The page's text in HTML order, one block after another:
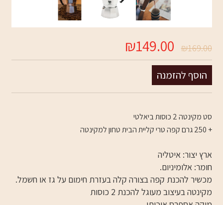
₪169.00
₪149.00
סט מקינטה 2 כוסות ביאלטי
+ 250 גרם קפה טרי קליית הבית טחון למקינטה
ארץ יצור: איטליה
חומר: אלומיניום.
מכשיר להכנת קפה בצורה קלה בעזרת חימום על גז או חשמל.
מקינטה בעיצוב מעוגל להכנת 2 כוסות